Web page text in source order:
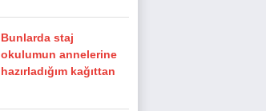
Bunlarda staj
okulumun annelerine
hazırladığım kağıttan